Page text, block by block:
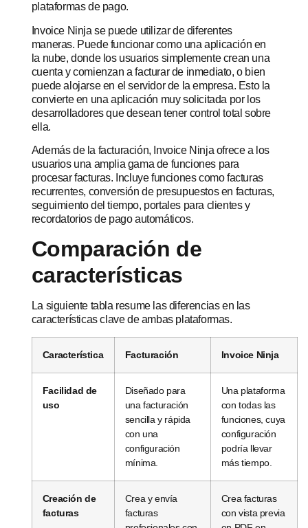
plataformas de pago.
Invoice Ninja se puede utilizar de diferentes
maneras. Puede funcionar como una aplicación en
la nube, donde los usuarios simplemente crean una
cuenta y comienzan a facturar de inmediato, o bien
puede alojarse en el servidor de la empresa. Esto la
convierte en una aplicación muy solicitada por los
desarrolladores que desean tener control total sobre
ella.
Además de la facturación, Invoice Ninja ofrece a los
usuarios una amplia gama de funciones para
procesar facturas. Incluye funciones como facturas
recurrentes, conversión de presupuestos en facturas,
seguimiento del tiempo, portales para clientes y
recordatorios de pago automáticos.
Comparación de
características
La siguiente tabla resume las diferencias en las
características clave de ambas plataformas.
Característica Facturación Invoice Ninja
Facilidad de
uso
Diseñado para
una facturación
sencilla y rápida
con una
configuración
mínima.
Una plataforma
con todas las
funciones, cuya
configuración
podría llevar
más tiempo.
Creación de
facturas
Crea y envía
facturas
Crea facturas
con vista previa